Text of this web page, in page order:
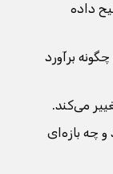
داده
برآورد
می‌کند.
و چه بازه‌ای